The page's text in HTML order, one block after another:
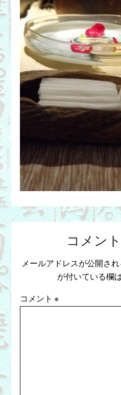
コメン
メールアドレスが公開さ
が付いている欄
コメント ※